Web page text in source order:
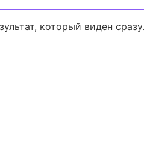
который виден сразу.